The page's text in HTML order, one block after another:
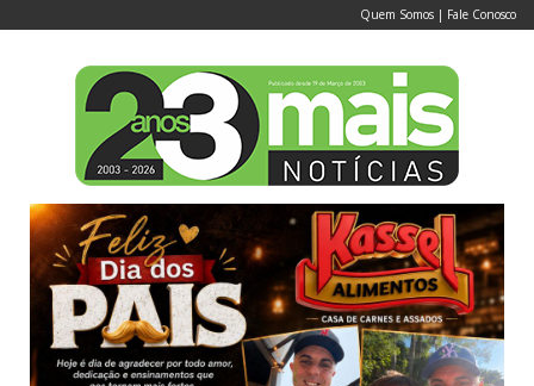
Quem Somos | Fale Conosco